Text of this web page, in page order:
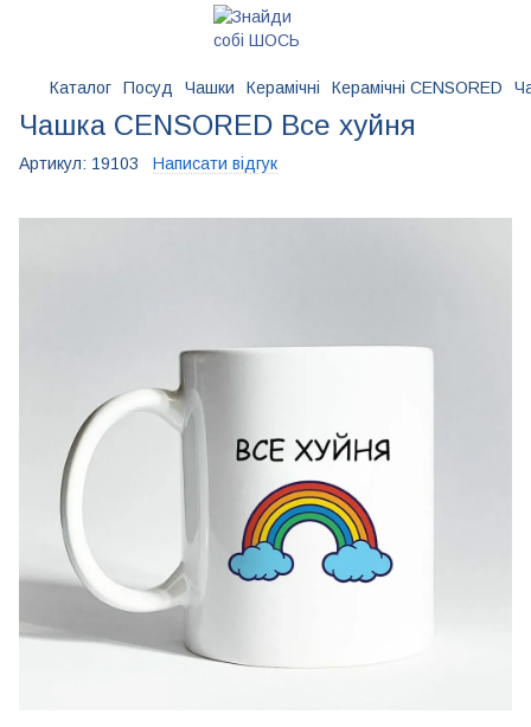
Каталог Посуд Чашки Керамічні Керамічні CENSORED
Чашка CENSORED Все хуйня
Артикул: 19103 Написати відгук